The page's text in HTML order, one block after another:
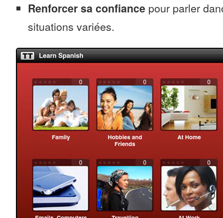
Renforcer sa confiance pour parler
situations variées.